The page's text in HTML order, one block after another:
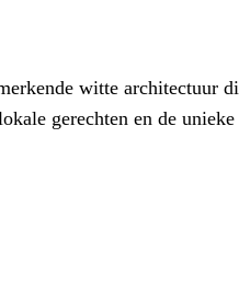
witte architectuur
gerechten en de